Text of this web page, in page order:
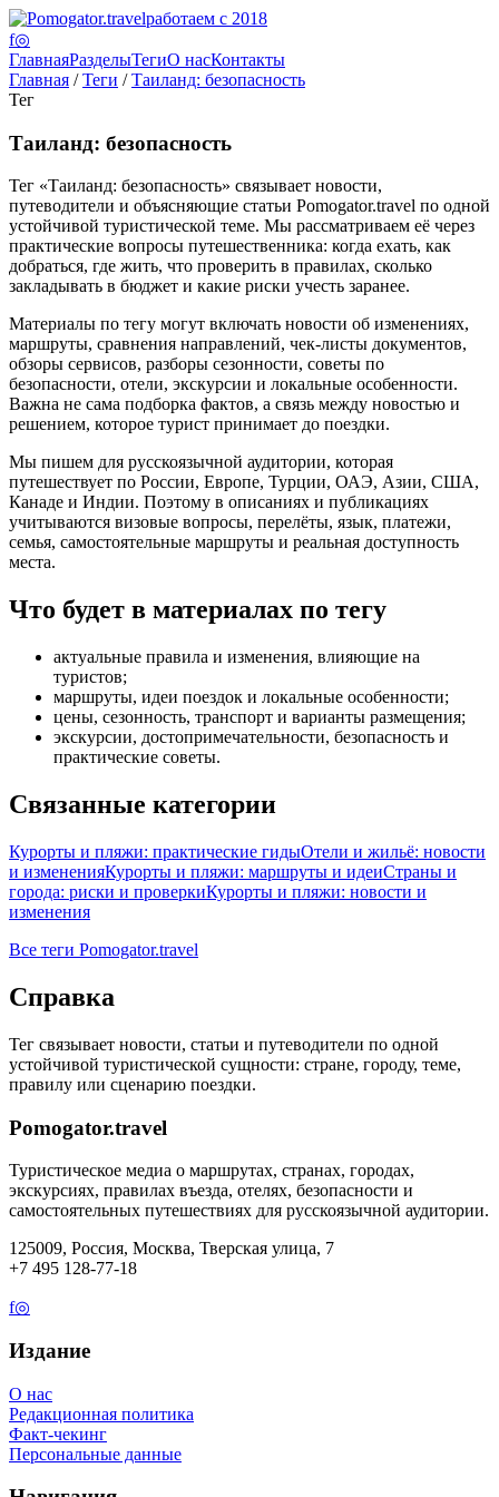
работаем с 2018
f◎
ГлавнаяРазделыТегиО насКонтакты
Главная /Теги /Таиланд: безопасность
Тег
Таиланд: безопасность
Тег «Таиланд: безопасность» связывает новости,
путеводители и объясняющие статьи Pomogator.travel по одной
устойчивой туристической теме. Мы рассматриваем её через
практические вопросы путешественника: когда ехать, как
добраться, где жить, что проверить в правилах, сколько
закладывать в бюджет и какие риски учесть заранее.
Материалы по тегу могут включать новости об изменениях,
маршруты, сравнения направлений, чек-листы документов,
обзоры сервисов, разборы сезонности, советы по
безопасности, отели, экскурсии и локальные особенности.
Важна не сама подборка фактов, а связь между новостью и
решением, которое турист принимает до поездки.
Мы пишем для русскоязычной аудитории, которая
путешествует по России, Европе, Турции, ОАЭ, Азии, США,
Канаде и Индии. Поэтому в описаниях и публикациях
учитываются визовые вопросы, перелёты, язык, платежи,
семья, самостоятельные маршруты и реальная доступность
места.
Что будет в материалах по тегу
актуальные правила и изменения, влияющие на
туристов;
маршруты, идеи поездок и локальные особенности;
цены, сезонность, транспорт и варианты размещения;
экскурсии, достопримечательности, безопасность и
практические советы.
Связанные категории
Курорты и пляжи: практические гидыОтели и жильё: новости
и измененияКурорты и пляжи: маршруты и идеиСтраны и
города: риски и проверкиКурорты и пляжи: новости и
изменения
Все теги Pomogator.travel
Справка
Тег связывает новости, статьи и путеводители по одной
устойчивой туристической сущности: стране, городу, теме,
правилу или сценарию поездки.
Pomogator.travel
Туристическое медиа о маршрутах, странах, городах,
экскурсиях, правилах въезда, отелях, безопасности и
самостоятельных путешествиях для русскоязычной аудитории.
125009, Россия, Москва, Тверская улица, 7
+7 495 128-77-18
f◎
Издание
О нас
Редакционная политика
Факт-чекинг
Персональные данные